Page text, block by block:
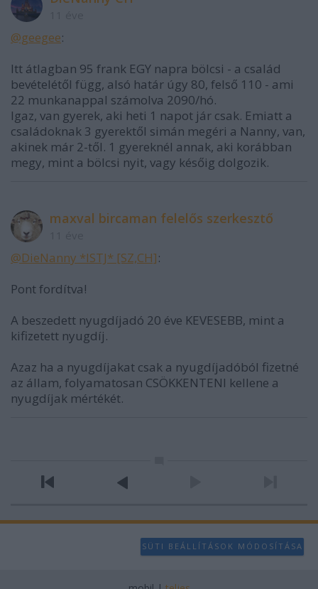
@geegee:
Itt átlagban 95 frank EGY napra bölcsi - a család
bevételétől függ, alsó határ úgy 80, felső 110 - ami
22 munkanappal számolva 2090/hó.
Igaz, van gyerek, aki heti 1 napot jár csak. Emiatt a
családoknak 3 gyerektől simán megéri a Nanny, van,
akinek már 2-től. 1 gyereknél annak, aki korábban
megy, mint a bölcsi nyit, vagy későig dolgozik.
maxval bircaman felelős szerkesztő
@DieNanny *ISTJ* [SZ,CH]:
Pont fordítva!
А beszedett nyugdíjadó 20 éve KEVESEBB, mint a
kifizetett nyugdíj.
Azaz ha a nyugdíjakat csak a nyugdíjadóból fizetné
az állam, folyamatosan CSÖKKENTENI kellene a
nyugdíjak mértékét.
SÜTI BEÁLLÍTÁSOK MÓDOSÍTÁSA